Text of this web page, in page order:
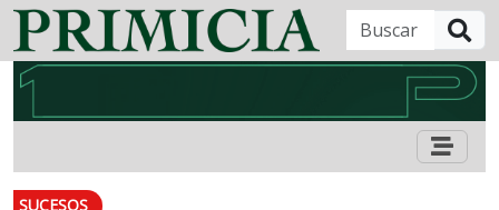
SUCESOS